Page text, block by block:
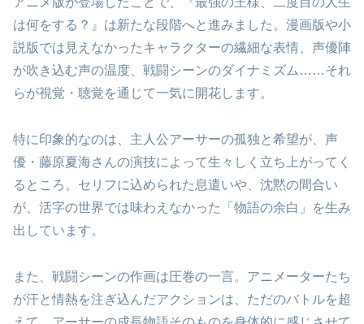
は何をする？』は新たな段階へと進みました。漫画版や小
説版では見えなかったキャラクターの繊細な表情、声優陣
が吹き込む声の温度、戦闘シーンのダイナミズム……それ
らが視覚・聴覚を通じて一気に開花します。
特に印象的なのは、主人公アーサーの孤独と希望が、声
優・藤原夏海さんの演技によって生々しく立ち上がってく
るところ。セリフに込められた息遣いや、沈黙の間合い
が、活字の世界では味わえなかった「物語の余白」を生み
出しています。
また、戦闘シーンの作画は圧巻の一言。アニメーターたち
が汗と情熱を注ぎ込んだアクションは、ただのバトルを超